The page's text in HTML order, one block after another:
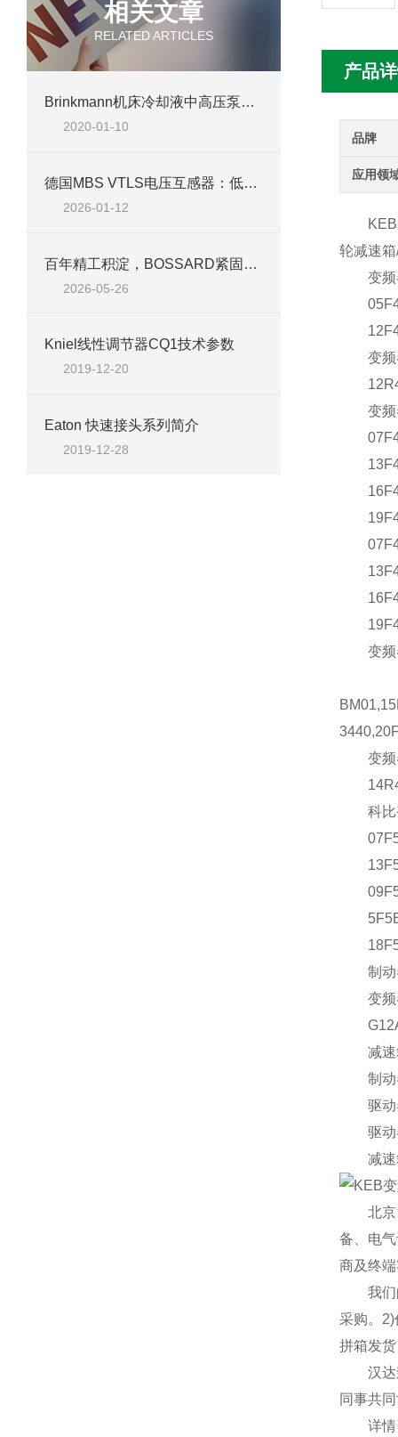
AC-motoren交流电机ACM 160M-4参
AC-MOTOREN电机FCPA 71B-2参数
相关文章
RELATED ARTICLES
Brinkmann机床冷却液中高压泵STC系列参数
2020-01-10
德国MBS VTLS电压互感器：低压配电系统的核心监测保护组件
2026-01-12
百年精工积淀，BOSSARD紧固件重塑工业连接标准
2026-05-26
Kniel线性调节器CQ1技术参数
2019-12-20
Eaton 快速接头系列简介
2019-12-28
产品
品牌
应用领
KEB变
轮减速
变频器
变频器
变频器
变频器
变频器
科比变
制动
变频
G12A
减速箱
制动器
驱动
驱动
减速箱
北京汉
备、电
商及终
我们的
采购。
拼箱发
汉达森
同事共
详情